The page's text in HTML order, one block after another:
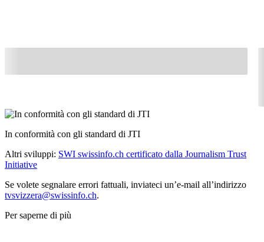
In conformità con gli standard di JTI
Altri sviluppi: SWI swissinfo.ch certificato dalla Journalism Trust
Initiative
Se volete segnalare errori fattuali, inviateci un’e-mail all’indirizzo
tvsvizzera@swissinfo.ch.
Per saperne di più